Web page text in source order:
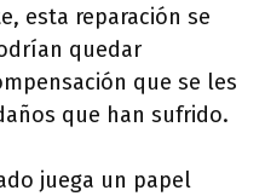
esta reparación se
quedar
que se les
que han sufrido.
juega un papel